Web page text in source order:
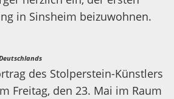
in Sinsheim beizuwohnen.
des Stolperstein-Künstlers
Freitag, den 23. Mai im Raum